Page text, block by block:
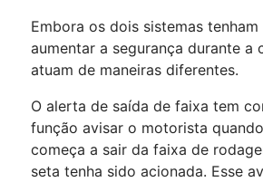
Embora os dois sistemas
aumentar a segurança durante a
atuam de maneiras diferentes.
O alerta de saída de faixa tem
função avisar o motorista
começa a sair da faixa de
seta tenha sido acionada. Esse